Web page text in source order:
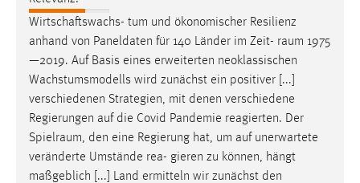
Wirtschaftswachs- tum und ökonomischer Resilienz
anhand von Paneldaten für 140 Länder im Zeit- raum 1975
—2019. Auf Basis eines erweiterten neoklassischen
Wachstumsmodells wird zunächst ein positiver [...]
verschiedenen Strategien, mit denen verschiedene
Regierungen auf die Covid Pandemie reagierten. Der
Spielraum, den eine Regierung hat, um auf unerwartete
veränderte Umstände rea- gieren zu können, hängt
maßgeblich [...] Land ermitteln wir zunächst den